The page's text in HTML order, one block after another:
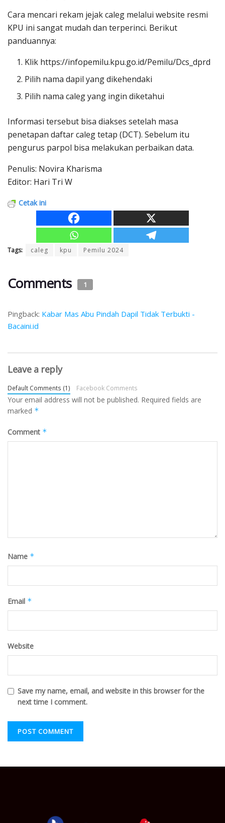
Cara mencari rekam jejak caleg melalui website resmi
KPU ini sangat mudah dan terperinci. Berikut
panduannya:
Klik https://infopemilu.kpu.go.id/Pemilu/Dcs_dprd
Pilih nama dapil yang dikehendaki
Pilih nama caleg yang ingin diketahui
Informasi tersebut bisa diakses setelah masa
penetapan daftar caleg tetap (DCT). Sebelum itu
pengurus parpol bisa melakukan perbaikan data.
Penulis: Novira Kharisma
Editor: Hari Tri W
Cetak ini
Tags: caleg kpu Pemilu 2024
Comments 1
Pingback: Kabar Mas Abu Pindah Dapil Tidak Terbukti -
Bacaini.id
Leave a reply
Default Comments (1) Facebook Comments
Your email address will not be published. Required fields are
marked *
Comment *
Name *
Email *
Website
Save my name, email, and website in this browser for the
next time I comment.